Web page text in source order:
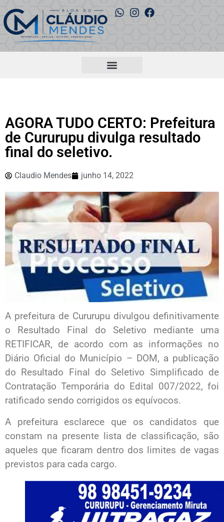
AGORA TUDO CERTO: Prefeitura
de Cururupu divulga resultado
final do seletivo.
Claudio Mendes junho 14, 2022
A prefeitura de Cururupu divulgou definitivamente
o Resultado Final do Seletivo mediante uma
RETIFICAR, de acordo com as informações no
Diário Oficial do Município – DOM, a publicação
do Resultado Final do Seletivo Simplificado de
Contratação Temporária do Edital 007/2022, foi
ratificado sendo corrigidos os equívocos.
A prefeitura esclarece que os candidatos que
constam na presente lista de classificação, são
aqueles que ficaram dentro dos limites de vagas
previstos para cada cargo.